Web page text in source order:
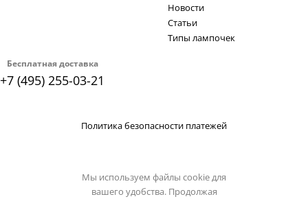
Бесплатная доставка
+7 (495) 255-03-21
Новости
Статьи
Типы лампочек
Политика безопасности платежей
Мы используем файлы cookie для
вашего удобства. Продолжая